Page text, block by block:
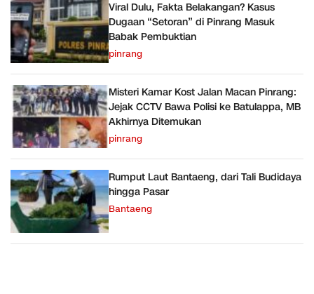
Viral Dulu, Fakta Belakangan? Kasus
Dugaan “Setoran” di Pinrang Masuk
Babak Pembuktian
pinrang
Misteri Kamar Kost Jalan Macan Pinrang:
Jejak CCTV Bawa Polisi ke Batulappa, MB
Akhirnya Ditemukan
pinrang
Rumput Laut Bantaeng, dari Tali Budidaya
hingga Pasar
Bantaeng